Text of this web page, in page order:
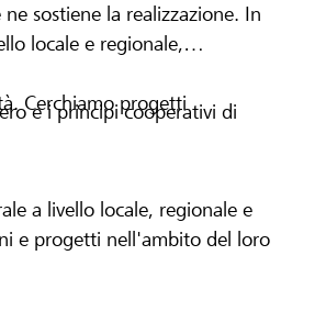
sostiene la realizzazione. In
locale e regionale,
Cerchiamo progetti
e i principi cooperativi di
a livello locale, regionale e
e progetti nell'ambito del loro